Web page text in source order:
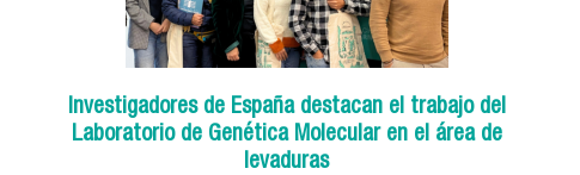
Investigadores de España destacan el trabajo del
Laboratorio de Genética Molecular en el área de
levaduras